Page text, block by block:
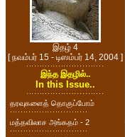
இதழ் 4
[ நவம்பர் 15 - டிஸம்பர் 14, 2004 ]
இந்த இதழில்..
In this Issue..
தரவுகளைத் தொகுப்போம்
மத்தவிலாச அங்கதம் - 2